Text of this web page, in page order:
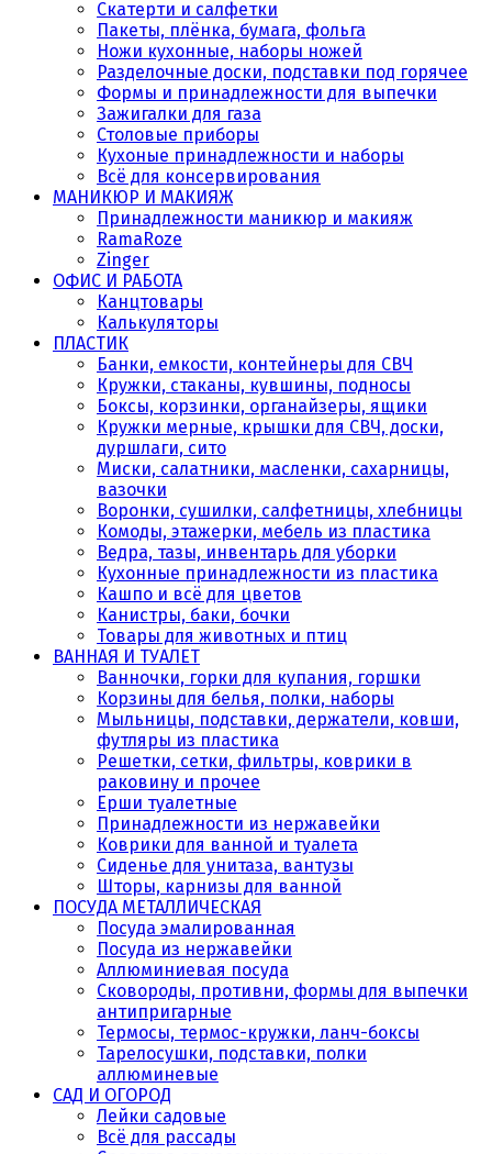
Скатерти и салфетки
Пакеты, плёнка, бумага, фольга
Ножи кухонные, наборы ножей
Разделочные доски, подставки под горячее
Формы и принадлежности для выпечки
Зажигалки для газа
Столовые приборы
Кухоные принадлежности и наборы
Всё для консервирования
МАНИКЮР И МАКИЯЖ
Принадлежности маникюр и макияж
RamaRoze
Zinger
ОФИС И РАБОТА
Канцтовары
Калькуляторы
ПЛАСТИК
Банки, емкости, контейнеры для СВЧ
Кружки, стаканы, кувшины, подносы
Боксы, корзинки, органайзеры, ящики
Кружки мерные, крышки для СВЧ, доски,
дуршлаги, сито
Миски, салатники, масленки, сахарницы,
вазочки
Воронки, сушилки, салфетницы, хлебницы
Комоды, этажерки, мебель из пластика
Ведра, тазы, инвентарь для уборки
Кухонные принадлежности из пластика
Кашпо и всё для цветов
Канистры, баки, бочки
Товары для животных и птиц
ВАННАЯ И ТУАЛЕТ
Ванночки, горки для купания, горшки
Корзины для белья, полки, наборы
Мыльницы, подставки, держатели, ковши,
футляры из пластика
Решетки, сетки, фильтры, коврики в
раковину и прочее
Ерши туалетные
Принадлежности из нержавейки
Коврики для ванной и туалета
Сиденье для унитаза, вантузы
Шторы, карнизы для ванной
ПОСУДА МЕТАЛЛИЧЕСКАЯ
Посуда эмалированная
Посуда из нержавейки
Аллюминиевая посуда
Сковороды, противни, формы для выпечки
антипригарные
Термосы, термос-кружки, ланч-боксы
Тарелосушки, подставки, полки
аллюминевые
САД И ОГОРОД
Лейки садовые
Всё для рассады